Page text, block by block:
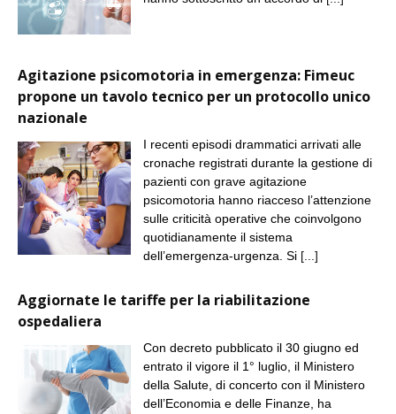
Agitazione psicomotoria in emergenza: Fimeuc
propone un tavolo tecnico per un protocollo unico
nazionale
I recenti episodi drammatici arrivati alle
cronache registrati durante la gestione di
pazienti con grave agitazione
psicomotoria hanno riacceso l’attenzione
sulle criticità operative che coinvolgono
quotidianamente il sistema
dell’emergenza-urgenza. Si [...]
Aggiornate le tariffe per la riabilitazione
ospedaliera
Con decreto pubblicato il 30 giugno ed
entrato il vigore il 1° luglio, il Ministero
della Salute, di concerto con il Ministero
dell’Economia e delle Finanze, ha